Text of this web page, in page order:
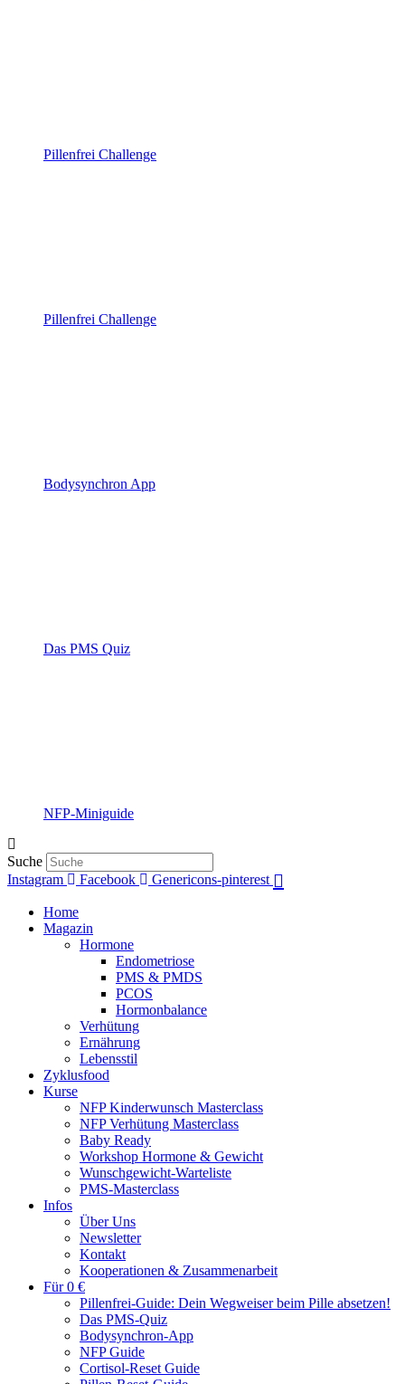
Pillenfrei Challenge
Pillenfrei Challenge
Bodysynchron App
Das PMS Quiz
NFP-Miniguide
Suche
Instagram
Facebook Genericons-pinterest
Home
Magazin
Hormone
Endometriose
PMS & PMDS
PCOS
Hormonbalance
Verhütung
Ernährung
Lebensstil
Zyklusfood
Kurse
NFP Kinderwunsch Masterclass
NFP Verhütung Masterclass
Baby Ready
Workshop Hormone & Gewicht
Wunschgewicht-Warteliste
PMS-Masterclass
Infos
Über Uns
Newsletter
Kontakt
Kooperationen & Zusammenarbeit
Für 0 €
Pillenfrei-Guide: Dein Wegweiser beim Pille absetzen!
Das PMS-Quiz
Bodysynchron-App
NFP Guide
Cortisol-Reset Guide